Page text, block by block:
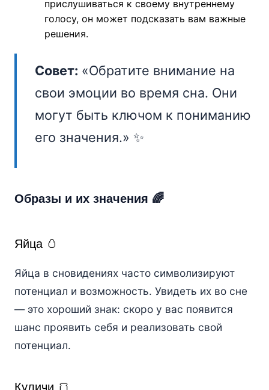
прислушиваться к своему внутреннему
голосу, он может подсказать вам важные
решения.
Совет: «Обратите внимание на
свои эмоции во время сна. Они
могут быть ключом к пониманию
его значения.» ✨
Образы и их значения 🌈
Яйца 🥚
Яйца в сновидениях часто символизируют
потенциал и возможность. Увидеть их во сне
— это хороший знак: скоро у вас появится
шанс проявить себя и реализовать свой
потенциал.
Куличи 🍞